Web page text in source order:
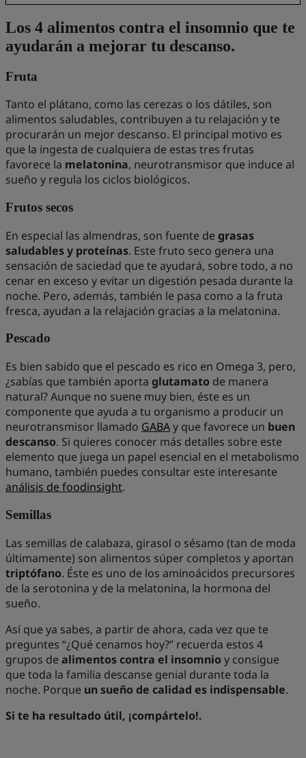
Los 4 alimentos contra el insomnio que te
ayudarán a mejorar tu descanso.
Fruta
Tanto el plátano, como las cerezas o los dátiles, son
alimentos saludables, contribuyen a tu relajación y te
procurarán un mejor descanso. El principal motivo es
que la ingesta de cualquiera de estas tres frutas
favorece la melatonina, neurotransmisor que induce al
sueño y regula los ciclos biológicos.
Frutos secos
En especial las almendras, son fuente de grasas
saludables y proteínas. Este fruto seco genera una
sensación de saciedad que te ayudará, sobre todo, a no
cenar en exceso y evitar un digestión pesada durante la
noche. Pero, además, también le pasa como a la fruta
fresca, ayudan a la relajación gracias a la melatonina.
Pescado
Es bien sabido que el pescado es rico en Omega 3, pero,
¿sabías que también aporta glutamato de manera
natural? Aunque no suene muy bien, éste es un
componente que ayuda a tu organismo a producir un
neurotransmisor llamado GABAy que favorece un buen
descanso. Si quieres conocer más detalles sobre este
elemento que juega un papel esencial en el metabolismo
humano, también puedes consultar este interesante
análisis de foodinsight.
Semillas
Las semillas de calabaza, girasol o sésamo (tan de moda
últimamente) son alimentos súper completos y aportan
triptófano. Éste es uno de los aminoácidos precursores
de la serotonina y de la melatonina, la hormona del
sueño.
Así que ya sabes, a partir de ahora, cada vez que te
preguntes “¿Qué cenamos hoy?” recuerda estos 4
grupos de alimentoscontra el insomnio y consigue
que toda la familia descanse genial durante toda la
noche. Porque un sueño de calidad es indispensable.
Si te ha resultado útil, ¡compártelo!.